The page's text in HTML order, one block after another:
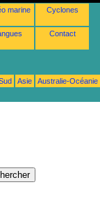
marine Cyclones
Contact
Asie
Australie-Océanie